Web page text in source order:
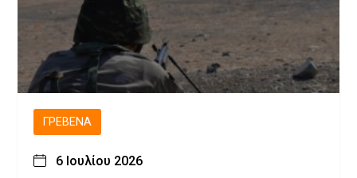
ΓΡΕΒΕΝΆ
6 Ιουλίου 2026